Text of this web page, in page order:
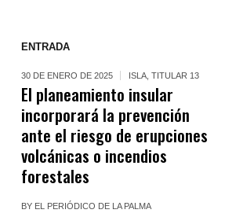
ENTRADA
30 DE ENERO DE 2025 ISLA ,TITULAR 13
El planeamiento insular
incorporará la prevención
ante el riesgo de erupciones
volcánicas o incendios
forestales
BY EL PERIÓDICO DE LA PALMA